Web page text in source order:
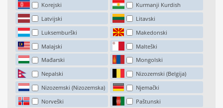
Korejski
Kurmanji Kurdish
Latvijski
Litavski
Luksemburški
Makedonski
Malajski
Malteški
Mađarski
Mongolski
Nepalski
Nizozemski (Belgija)
Nizozemski (Nizozemska)
Njemački
Norveški
Paštunski